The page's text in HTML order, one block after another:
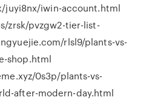
iwin-account.html
zrsk/pvzgw2-tier-list-
rlsl9/plants-vs-
shop.html
0s3p/plants-vs-
after-modern-day.html